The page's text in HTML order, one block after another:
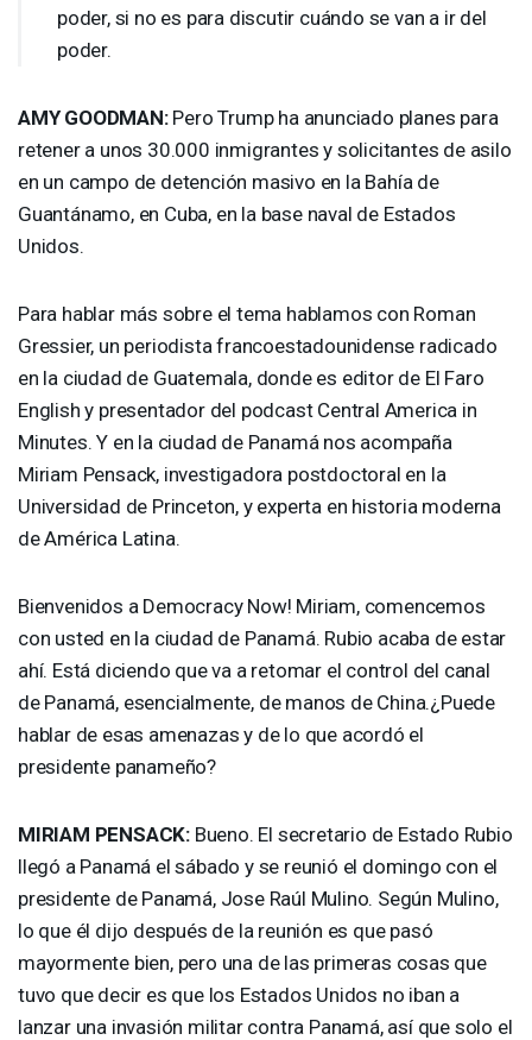
poder, si no es para discutir cuándo se van a ir del
poder.
AMY GOODMAN:Pero Trump ha anunciado planes para
retener a unos 30.000 inmigrantes y solicitantes de asilo
en un campo de detención masivo en la Bahía de
Guantánamo, en Cuba, en la base naval de Estados
Unidos.
Para hablar más sobre el tema hablamos con Roman
Gressier, un periodista francoestadounidense radicado
en la ciudad de Guatemala, donde es editor de El Faro
English y presentador del podcast Central America in
Minutes. Y en la ciudad de Panamá nos acompaña
Miriam Pensack, investigadora postdoctoral en la
Universidad de Princeton, y experta en historia moderna
de América Latina.
Bienvenidos a Democracy Now! Miriam, comencemos
con usted en la ciudad de Panamá. Rubio acaba de estar
ahí. Está diciendo que va a retomar el control del canal
de Panamá, esencialmente, de manos de China.¿Puede
hablar de esas amenazas y de lo que acordó el
presidente panameño?
MIRIAM PENSACK: Bueno. El secretario de Estado Rubio
llegó a Panamá el sábado y se reunió el domingo con el
presidente de Panamá, Jose Raúl Mulino. Según Mulino,
lo que él dijo después de la reunión es que pasó
mayormente bien, pero una de las primeras cosas que
tuvo que decir es que los Estados Unidos no iban a
lanzar una invasión militar contra Panamá, así que solo el